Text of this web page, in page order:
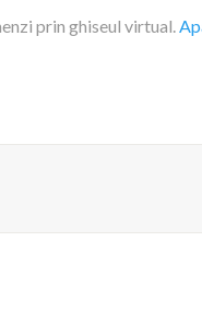
prin ghiseul virtual.